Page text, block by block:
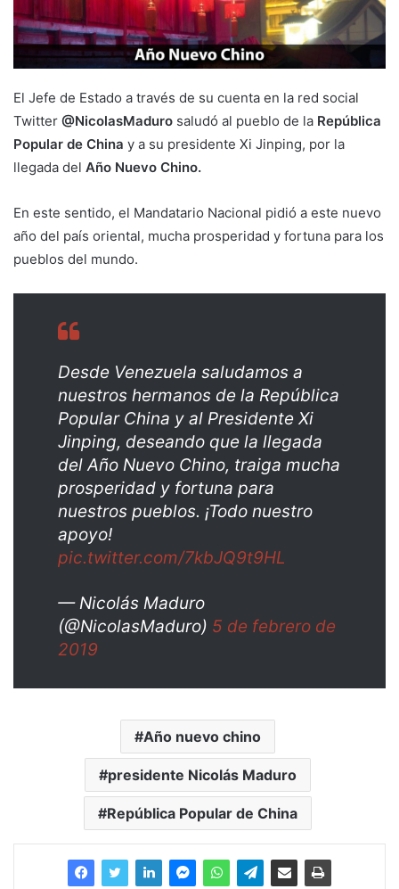
El Jefe de Estado a través de su cuenta en la red social
Twitter @NicolasMaduro saludó al pueblo de la República
Popular de China y a su presidente Xi Jinping, por la
llegada del Año Nuevo Chino.
En este sentido, el Mandatario Nacional pidió a este nuevo
año del país oriental, mucha prosperidad y fortuna para los
pueblos del mundo.
Desde Venezuela saludamos a
nuestros hermanos de la República
Popular China y al Presidente Xi
Jinping, deseando que la llegada
del Año Nuevo Chino, traiga mucha
prosperidad y fortuna para
nuestros pueblos. ¡Todo nuestro
apoyo!
pic.twitter.com/7kbJQ9t9HL
— Nicolás Maduro
(@NicolasMaduro) 5 de febrero de
2019
Año nuevo chino
presidente Nicolás Maduro
República Popular de China